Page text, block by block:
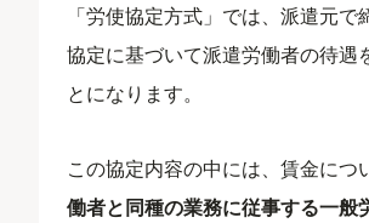
「労使協定方式」では、派遣元で
協定に基づいて派遣労働者の待遇
とになります。
この協定内容の中には、賃金につ
働者と同種の業務に従事する一般